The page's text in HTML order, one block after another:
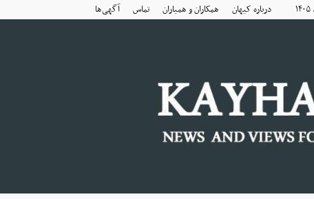
درباره کیهان همکاران و همیاران تماس آگهی‌ها